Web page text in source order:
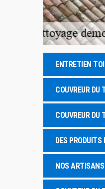
ENTRETIEN
COUVREUR DU
COUVREUR DU
DES
NOS